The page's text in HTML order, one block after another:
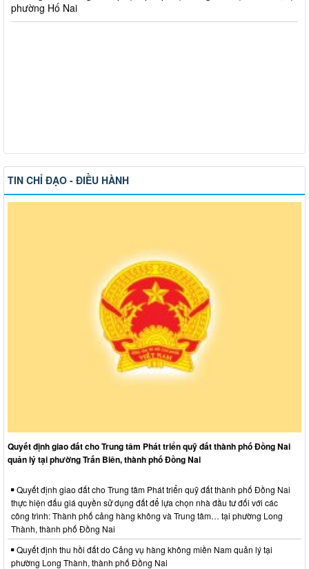
TIN CHỈ ĐẠO - ĐIỀU HÀNH
Quyết định giao đất cho Trung tâm Phát triển quỹ đất thành phố Đồng Nai
quản lý tại phường Trấn Biên, thành phố Đồng Nai
Quyết định giao đất cho Trung tâm Phát triển quỹ đất thành phố Đồng Nai
thực hiện đấu giá quyền sử dụng đất để lựa chọn nhà đầu tư đối với các
công trình: Thành phố cảng hàng không và Trung tâm… tại phường Long
Thành, thành phố Đồng Nai
Quyết định thu hồi đất do Cảng vụ hàng không miền Nam quản lý tại
phường Long Thành, thành phố Đồng Nai